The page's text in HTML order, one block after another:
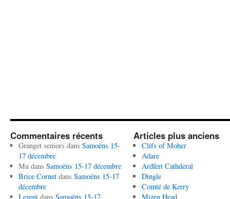
Commentaires récents
Granget seniors dans Samoëns 15-
17 décembre
Mudans Samoëns 15-17 décembre
Brice Cornetdans Samoëns 15-17
décembre
Leventdans Samoëns 15-17
Articles plus anciens
Clifs of Moher
Adare
Ardfert Cathderal
Dingle
Comté de Kerry
Mizen Head